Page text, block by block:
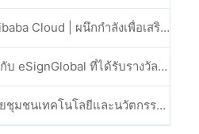
eSignGlobal × Alibaba Cloud | ผนึกกำลังเพื่อเสริมสร้างความเชื่อมั่นดิจิทัลระดับโลกสำหรับฟินเทค
ขอแสดงความยินดีกับ eSignGlobal ที่ได้รับรางวัล CAHK STAR Award 2025
งานเลี้ยงวันชาติโดยชุมชนเทคโนโลยีและนวัตกรรมฮ่องกง